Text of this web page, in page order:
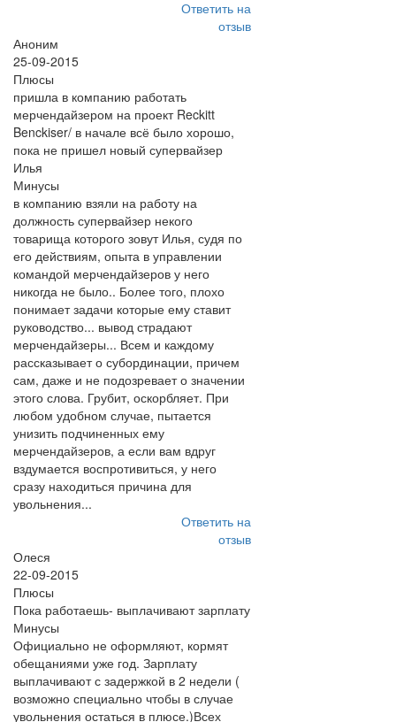
Ответить на
отзыв
Аноним
25-09-2015
Плюсы
пришла в компанию работать
мерчендайзером на проект Reckitt
Benckiser/ в начале всё было хорошо,
пока не пришел новый супервайзер
Илья
Минусы
в компанию взяли на работу на
должность супервайзер некого
товарища которого зовут Илья, судя по
его действиям, опыта в управлении
командой мерчендайзеров у него
никогда не было.. Более того, плохо
понимает задачи которые ему ставит
руководство... вывод страдают
мерчендайзеры... Всем и каждому
рассказывает о субординации, причем
сам, даже и не подозревает о значении
этого слова. Грубит, оскорбляет. При
любом удобном случае, пытается
унизить подчиненных ему
мерчендайзеров, а если вам вдруг
вздумается воспротивиться, у него
сразу находиться причина для
увольнения...
Ответить на
отзыв
Олеся
22-09-2015
Плюсы
Пока работаешь- выплачивают зарплату
Минусы
Официально не оформляют, кормят
обещаниями уже год. Зарплату
выплачивают с задержкой в 2 недели (
возможно специально чтобы в случае
увольнения остаться в плюсе.)Всех